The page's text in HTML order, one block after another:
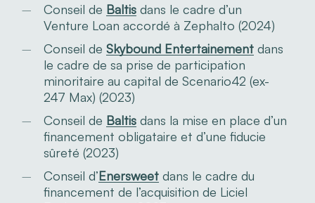
Conseil de Baltisdans le cadre d’un
Venture Loan accordé à Zephalto (2024)
Conseil de Skybound Entertainementdans
le cadre de sa prise de participation
minoritaire au capital de Scenario42 (ex-
247 Max) (2023)
Conseil de Baltisdans la mise en place d’un
financement obligataire et d’une fiducie
sûreté (2023)
Conseil d’Enersweetdans le cadre du
financement de l’acquisition de Liciel